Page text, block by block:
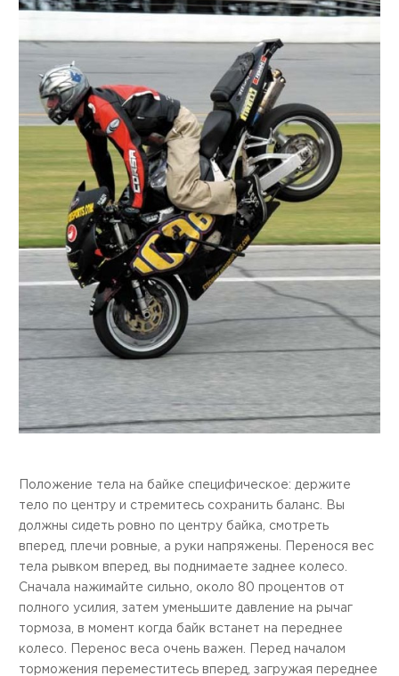
Положение тела на байке специфическое: держите
тело по центру и стремитесь сохранить баланс. Вы
должны сидеть ровно по центру байка, смотреть
вперед, плечи ровные, а руки напряжены. Перенося вес
тела рывком вперед, вы поднимаете заднее колесо.
Сначала нажимайте сильно, около 80 процентов от
полного усилия, затем уменьшите давление на рычаг
тормоза, в момент когда байк встанет на переднее
колесо. Перенос веса очень важен. Перед началом
торможения переместитесь вперед, загружая переднее